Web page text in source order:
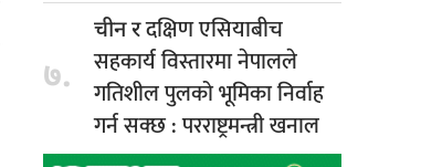
७.
चीन रदक्षिण एसियाबीच
सहकार्य विस्तारमा नेपालले
गतिशील पुलको भूमिका निर्वाह
गर्न सक्छ : परराष्ट्रमन्त्री खनाल